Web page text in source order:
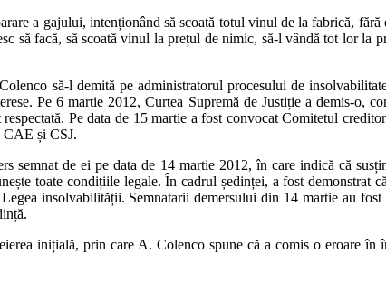
a gajului, intenționând să scoată totul vinul de la fabrică,
să facă, să scoată vinul la prețul de nimic, să-l vândă tot lor la
să-l demită pe administratorul procesului de
Pe 6 martie 2012, Curtea Supremă de Justiție a demis-o,
Pe data de 15 martie a fost convocat Comitetul
CAE și CSJ.
semnat de ei pe data de 14 martie 2012, în care indică că
toate condițiile legale. În cadrul ședinței, a fost demonstrat
insolvabilității. Semnatarii demersului din 14 martie au
inițială, prin care A. Colenco spune că a comis o eroare